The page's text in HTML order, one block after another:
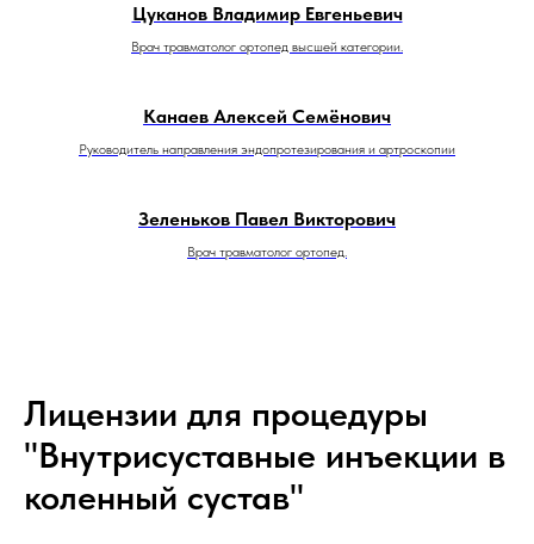
Цуканов Владимир Евгеньевич
Врач травматолог ортопед высшей категории.
Канаев Алексей Семёнович
Руководитель направления эндопротезирования и артроскопии
Зеленьков Павел Викторович
Врач травматолог ортопед.
Лицензии для процедуры
"Внутрисуставные инъекции в
коленный сустав"